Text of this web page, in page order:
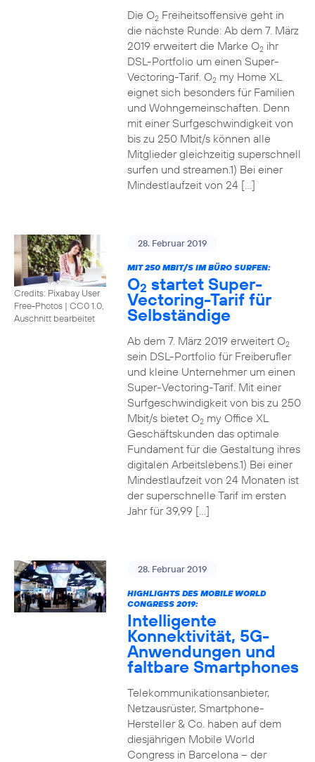
Die O2Freiheitsoffensive geht in
die nächste Runde: Ab dem 7. März
2019 erweitert die Marke O2ihr
DSL-Portfolio um einen Super-
Vectoring-Tarif. O2my Home XL
eignet sich besonders für Familien
und Wohngemeinschaften. Denn
mit einer Surfgeschwindigkeit von
bis zu 250 Mbit/s können alle
Mitglieder gleichzeitig superschnell
surfen und streamen.1) Bei einer
Mindestlaufzeit von 24 […]
Credits: Pixabay User
Free-Photos | CC0 1.0,
Auschnitt bearbeitet
28. Februar 2019
MIT 250 MBIT/S IM BÜRO SURFEN:
O2 startet Super-
Vectoring-Tarif für
Selbständige
Ab dem 7. März 2019 erweitert O2
sein DSL-Portfolio für Freiberufler
und kleine Unternehmer um einen
Super-Vectoring-Tarif. Mit einer
Surfgeschwindigkeit von bis zu 250
Mbit/s bietet O2my Office XL
Geschäftskunden das optimale
Fundament für die Gestaltung ihres
digitalen Arbeitslebens.1) Bei einer
Mindestlaufzeit von 24 Monaten ist
der superschnelle Tarif im ersten
Jahr für 39,99 […]
28. Februar 2019
HIGHLIGHTS DES MOBILE WORLD
CONGRESS 2019:
Intelligente
Konnektivität, 5G-
Anwendungen und
faltbare Smartphones
Telekommunikationsanbieter,
Netzausrüster, Smartphone-
Hersteller & Co. haben auf dem
diesjährigen Mobile World
Congress in Barcelona – der